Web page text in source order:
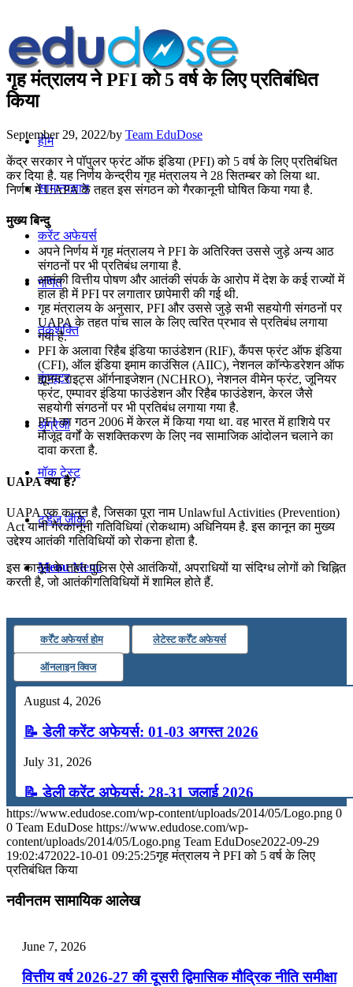
होम
सामान्यज्ञान
करेंट अफेयर्स
गणित
तर्कशक्ति
कंप्यूटर
अंग्रेजी
मॉक टेस्ट
टुडेज जीके
Menu Menu
गृह मंत्रालय ने PFI को 5 वर्ष के लिए प्रतिबंधित
किया
September 29, 2022/by Team EduDose
केंद्र सरकार ने पॉपुलर फ्रंट ऑफ इंडिया (PFI) को 5 वर्ष के लिए प्रतिबंधित
कर दिया है. यह निर्णय केन्द्रीय गृह मंत्रालय ने 28 सितम्बर को लिया था.
निर्णय में UAPA के तहत इस संगठन को गैरकानूनी घोषित किया गया है.
मुख्य बिन्दु
अपने निर्णय में गृह मंत्रालय ने PFI के अतिरिक्त उससे जुड़े अन्य आठ
संगठनों पर भी प्रतिबंध लगाया है.
आतंकी वित्तीय पोषण और आतंकी संपर्क के आरोप में देश के कई राज्यों में
हाल ही में PFI पर लगातार छापेमारी की गई थी.
गृह मंत्रालय के अनुसार, PFI और उससे जुड़े सभी सहयोगी संगठनों पर
UAPA के तहत पांच साल के लिए त्वरित प्रभाव से प्रतिबंध लगाया
गया है.
PFI के अलावा रिहैब इंडिया फाउंडेशन (RIF), कैंपस फ्रंट ऑफ इंडिया
(CFI), ऑल इंडिया इमाम काउंसिल (AIIC), नेशनल कॉन्फेडरेशन ऑफ
ह्यूमन राइट्स ऑर्गनाइजेशन (NCHRO), नेशनल वीमेन फ्रंट, जूनियर
फ्रंट, एम्पावर इंडिया फाउंडेशन और रिहैब फाउंडेशन, केरल जैसे
सहयोगी संगठनों पर भी प्रतिबंध लगाया गया है.
PFI का गठन 2006 में केरल में किया गया था. वह भारत में हाशिये पर
मौजूद वर्गों के सशक्तिकरण के लिए नव सामाजिक आंदोलन चलाने का
दावा करता है.
UAPA क्या है?
UAPA एक कानून है, जिसका पूरा नाम Unlawful Activities (Prevention)
Act यानी गैरकानूनी गतिविधियां (रोकथाम) अधिनियम है. इस कानून का मुख्य
उद्देश्य आतंकी गतिविधियों को रोकना होता है.
इस कानून के तहत पुलिस ऐसे आतंकियों, अपराधियों या संदिग्ध लोगों को चिह्नित
करती है, जो आतंकी​गतिविधियों में शामिल होते हैं.
कर्रेंट अफेयर्स होम लेटेस्ट कर्रेंट अफेयर्स
ऑनलाइन क्विज
August 4, 2026
📝 डेली करेंट अफेयर्स: 01-03 अगस्त 2026
July 31, 2026
📝 डेली करेंट अफेयर्स: 28-31 जुलाई 2026
July 28, 2026
📝 डेली करेंट अफेयर्स: 25-27 जुलाई 2026
July 22, 2026
📝 डेली करेंट अफेयर्स: 19-21 जुलाई 2026
https://www.edudose.com/wp-content/uploads/2014/05/Logo.png 0
0 Team EduDose https://www.edudose.com/wp-
content/uploads/2014/05/Logo.png Team EduDose2022-09-29
19:02:472022-10-01 09:25:25गृह मंत्रालय ने PFI को 5 वर्ष के लिए
प्रतिबंधित किया
नवीनतम सामायिक आलेख
June 7, 2026
वित्तीय वर्ष 2026-27 की दूसरी द्विमासिक मौद्रिक नीति समीक्षा